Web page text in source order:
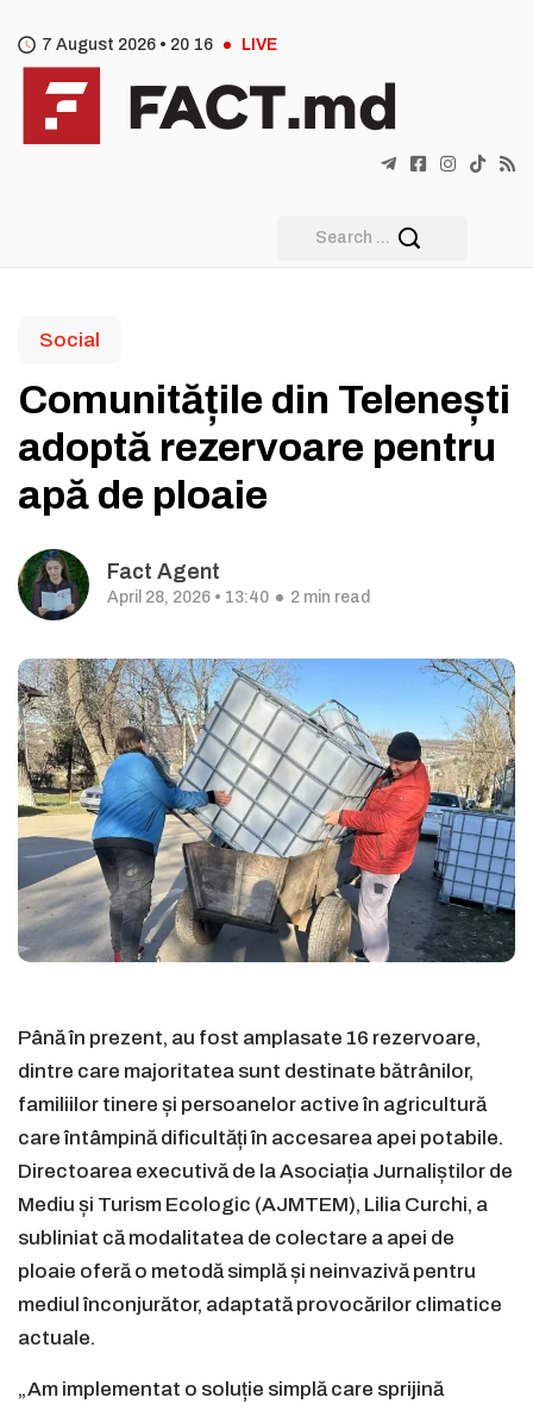
7 August 2026 • 20 16 LIVE
Social
Comunitățile din Telenești
adoptă rezervoare pentru
apă de ploaie
Fact Agent
April 28, 2026 • 13:40 2 min read
Până în prezent, au fost amplasate 16 rezervoare,
dintre care majoritatea sunt destinate bătrânilor,
familiilor tinere și persoanelor active în agricultură
care întâmpină dificultăți în accesarea apei potabile.
Directoarea executivă de la Asociația Jurnaliștilor de
Mediu și Turism Ecologic (AJMTEM), Lilia Curchi, a
subliniat că modalitatea de colectare a apei de
ploaie oferă o metodă simplă și neinvazivă pentru
mediul înconjurător, adaptată provocărilor climatice
actuale.
„Am implementat o soluție simplă care sprijină